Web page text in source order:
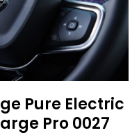
Pure Electric
Pro 0027